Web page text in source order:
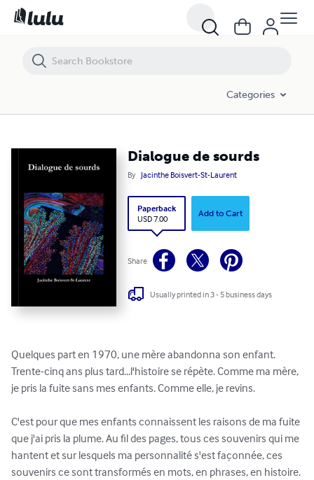
Categories
Dialogue de sourds
By Jacinthe Boisvert-St-Laurent
Paperback
USD 7.00
Add to Cart
Share
Usually printed in 3 - 5 business days
Quelques part en 1970, une mère abandonna son enfant.
Trente-cinq ans plus tard...l'histoire se répète. Comme ma mère,
je pris la fuite sans mes enfants. Comme elle, je revins.
C'est pour que mes enfants connaissent les raisons de ma fuite
que j'ai pris la plume. Au fil des pages, tous ces souvenirs qui me
hantent et sur lesquels ma personnalité s'est façonnée, ces
souvenirs ce sont transformés en mots, en phrases, en histoire.
Dialogue de sourds